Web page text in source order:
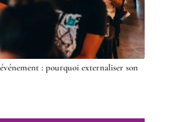
: pourquoi externaliser son